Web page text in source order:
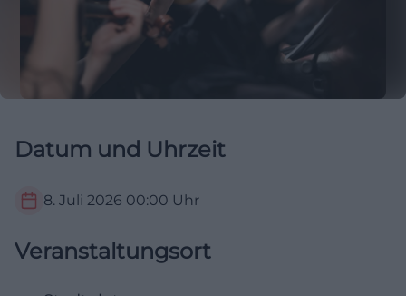
Datum und Uhrzeit
8. Juli 2026 00:00 Uhr
Veranstaltungsort